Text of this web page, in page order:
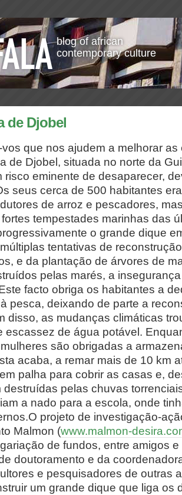
blog of african
contemporary culture
de Djobel
que nos ajudem a melhorar
de Djobel, situada no norte da
risco eminente de desaparecer,
seus cerca de 500 habitantes
de arroz e pescadores,
tempestades marinhas das
o grande dique
tentativas de
e da plantação de árvores de
pelas marés, a
facto obriga os habitantes a
pesca, deixando de parte a
disso, as mudanças climáticas
escassez de água potável.
são obrigadas a
acaba, a remar mais de 10 km
palha para cobrir as casas e,
destruídas pelas chuvas
a nado para a escola, onde
projeto de investigação-
Malmon (www.malmon-
de fundos, entre amigos
doutoramento e da
e pesquisadores de outras
um grande dique que liga os